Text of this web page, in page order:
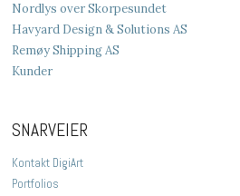
Nordlys over Skorpesundet
Havyard Design & Solutions AS
Remøy Shipping AS
Kunder
SNARVEIER
Kontakt DigiArt
Portfolios